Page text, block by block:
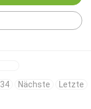
34 Nächste Letzte